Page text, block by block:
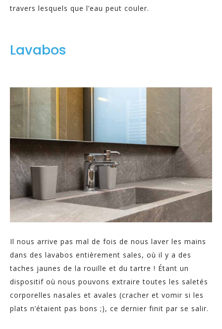
travers lesquels que l’eau peut couler.
Lavabos
Il nous arrive pas mal de fois de nous laver les mains
dans des lavabos entièrement sales, où il y a des
taches jaunes de la rouille et du tartre ! Étant un
dispositif où nous pouvons extraire toutes les saletés
corporelles nasales et avales (cracher et vomir si les
plats n’étaient pas bons ;), ce dernier finit par se salir.